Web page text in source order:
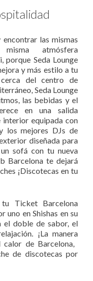
las mismas
atmósfera
porque Seda Lounge
y más estilo a tu
del centro de
Seda Lounge
las bebidas y el
en una salida
interior equipada con
los mejores DJs de
diseñada para
sofá con tu nueva
Barcelona te dejará
¡Discotecas en tu
Ticket Barcelona
uno en Shishas en su
el doble de sabor, el
¡La manera
de Barcelona,
de discotecas por